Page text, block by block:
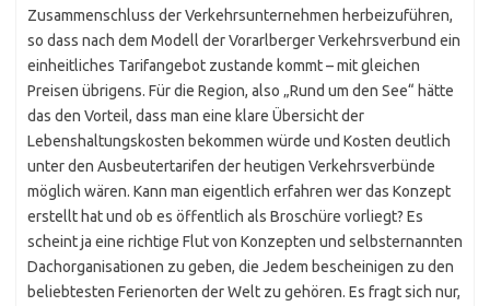
Zusammenschluss der Verkehrsunternehmen herbeizuführen,
so dass nach dem Modell der Vorarlberger Verkehrsverbund ein
einheitliches Tarifangebot zustande kommt – mit gleichen
Preisen übrigens. Für die Region, also „Rund um den See“ hätte
das den Vorteil, dass man eine klare Übersicht der
Lebenshaltungskosten bekommen würde und Kosten deutlich
unter den Ausbeutertarifen der heutigen Verkehrsverbünde
möglich wären. Kann man eigentlich erfahren wer das Konzept
erstellt hat und ob es öffentlich als Broschüre vorliegt? Es
scheint ja eine richtige Flut von Konzepten und selbsternannten
Dachorganisationen zu geben, die Jedem bescheinigen zu den
beliebtesten Ferienorten der Welt zu gehören. Es fragt sich nur,